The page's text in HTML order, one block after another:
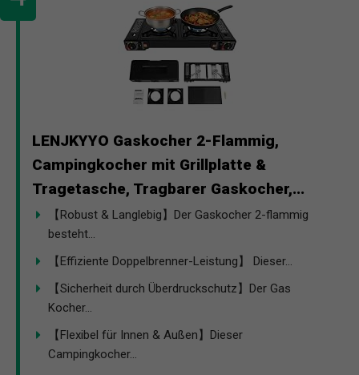
LENJKYYO Gaskocher 2-Flammig,
Campingkocher mit Grillplatte &
Tragetasche, Tragbarer Gaskocher,...
【Robust & Langlebig】Der Gaskocher 2-flammig
besteht...
【Effiziente Doppelbrenner-Leistung】 Dieser...
【Sicherheit durch Überdruckschutz】Der Gas
Kocher...
【Flexibel für Innen & Außen】Dieser
Campingkocher...